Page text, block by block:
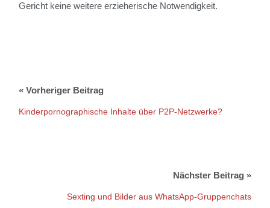
Gericht keine weitere erzieherische Notwendigkeit.
Kinderpornographische Inhalte über P2P-Netzwerke?
Sexting und Bilder aus WhatsApp-Gruppenchats